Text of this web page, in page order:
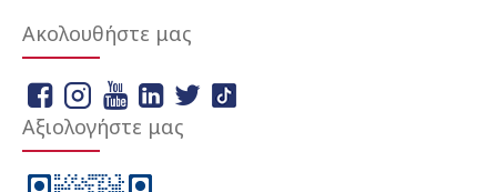
Ακολουθήστε μας
Αξιολογήστε μας